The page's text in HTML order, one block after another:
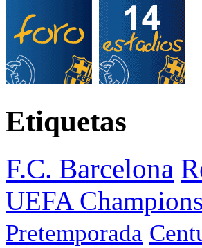
Etiquetas
F.C. Barcelona
UEFA
Pretemporada